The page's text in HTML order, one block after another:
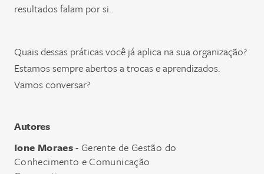
Autores
Ione Moraes- Gerente de Gestão do
Conhecimento e Comunicação
resultados falam por si.
Quais dessas práticas você já aplica na sua organização?
Estamos sempre abertos a trocas e aprendizados.
Vamos conversar?